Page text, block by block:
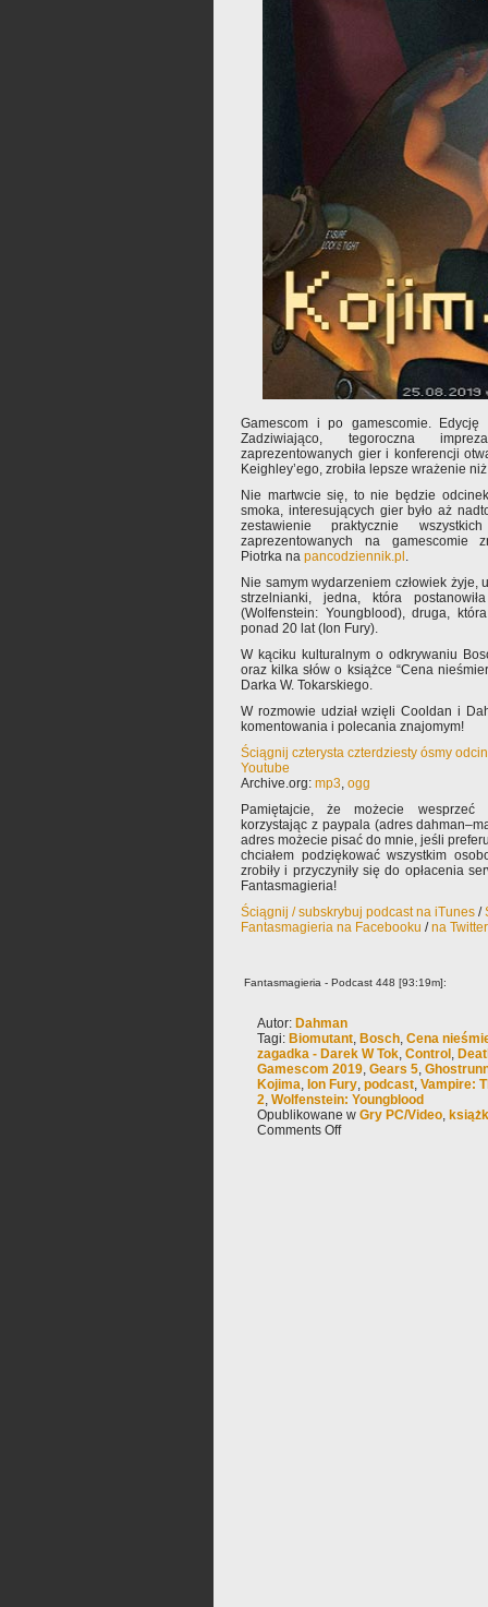
Gamescom i po gamescomie.
Zadziwiająco, tegoroczna
zaprezentowanych gier i konferencji
Keighley’ego, zrobiła lepsze wrażenie
Nie martwcie się, to nie będzie
smoka, interesujących gier było aż
zestawienie praktycznie
zaprezentowanych na gamescomie
Piotrka na pancodziennik.pl .
Nie samym wydarzeniem człowiek żyje,
strzelnianki, jedna, która
(Wolfenstein: Youngblood), druga,
ponad 20 lat (Ion Fury).
W kąciku kulturalnym o odkrywaniu
oraz kilka słów o książce “Cena
Darka W. Tokarskiego.
W rozmowie udział wzięli Cooldan i
komentowania i polecania znajomym!
Ściągnij czterysta czterdziesty ósmy
Youtube
Archive.org: mp3, ogg
Pamiętajcie, że możecie wesprzeć
korzystając z paypala (adres
adres możecie pisać do mnie, jeśli
chciałem podziękować wszystkim
zrobiły i przyczyniły się do opłacenia
Fantasmagieria!
Ściągnij / subskrybuj podcast na iTunes /
Fantasmagieria na Facebooku /na
Fantasmagieria - Podcast 448 [93:19m]:
Autor: Dahman
Tagi: Biomutant, Bosch, Cena
zagadka - Darek W Tok, Control ,
Gamescom 2019, Gears 5,
Kojima, Ion Fury, podcast, Vampire:
2, Wolfenstein: Youngblood
Opublikowane w Gry PC/Video,
Comments Off